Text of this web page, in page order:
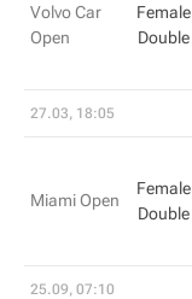
Volvo Car
Open
Female
Double
27.03, 18:05
Miami Open
Female
Double
25.09, 07:10